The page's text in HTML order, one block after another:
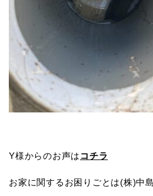
Y様からのお声は コチラ
お家に関するお困りごとは(株)中